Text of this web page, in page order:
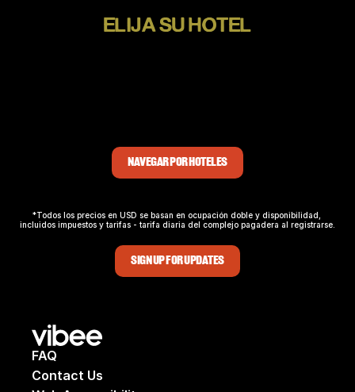
ELIJA SU HOTEL
NAVEGAR POR HOTELES
*Todos los precios en USD se basan en ocupación doble y disponibilidad,
incluidos impuestos y tarifas - tarifa diaria del complejo pagadera al registrarse.
SIGN UP FOR UPDATES
FAQ
Contact Us